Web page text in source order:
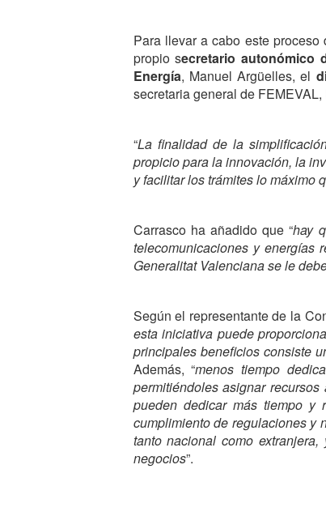
Para llevar a cabo este
propio secretario autonómico
Energía, Manuel Argüelles, el
secretaria general de
“La finalidad de la
propicio para la innovación, la
y facilitar los trámites lo máximo
Carrasco ha añadido que “hay
telecomunicaciones y energías
Generalitat Valenciana se le
Según el representante de la
esta iniciativa puede
principales beneficios consiste
Además, “menos tiempo
permitiéndoles asignar
pueden dedicar más tiempo y
cumplimiento de regulaciones y
tanto nacional como
negocios”.